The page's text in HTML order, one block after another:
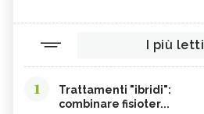
I più letti
1
Trattamenti "ibridi":
combinare fisioter...